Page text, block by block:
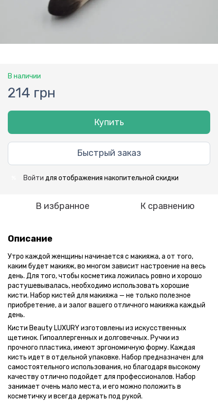
В наличии
214 грн
Купить
Быстрый заказ
Войти для отображения накопительной скидки
В избранное К сравнению
Описание
Утро каждой женщины начинается с макияжа, а от того,
каким будет макияж, во многом зависит настроение на весь
день. Для того, чтобы косметика ложилась ровно и хорошо
растушевывалась, необходимо использовать хорошие
кисти. Набор кистей для макияжа — не только полезное
приобретение, а и залог вашего отличного макияжа каждый
день.
Кисти Beauty LUXURY изготовлены из искусственных
щетинок. Гипоаллергенных и долговечных. Ручки из
прочного пластика, имеют эргономичную форму. Каждая
кисть идет в отдельной упаковке. Набор предназначен для
самостоятельного использования, но благодаря высокому
качеству отлично подойдет для профессионалов. Набор
занимает очень мало места, и его можно положить в
косметичку и всегда держать под рукой.